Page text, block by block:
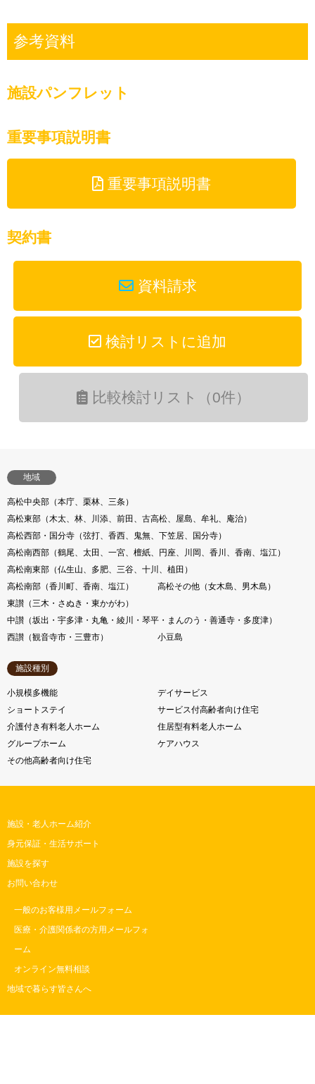
参考資料
施設パンフレット
重要事項説明書
重要事項説明書
契約書
資料請求
検討リストに追加
比較検討リスト（0件）
地域
高松中央部（本庁、栗林、三条）
高松東部（木太、林、川添、前田、古高松、屋島、牟礼、庵治）
高松西部・国分寺（弦打、香西、鬼無、下笠居、国分寺）
高松南西部（鶴尾、太田、一宮、檀紙、円座、川岡、香川、香南、塩江）
高松南東部（仏生山、多肥、三谷、十川、植田）
高松南部（香川町、香南、塩江）
高松その他（女木島、男木島）
東讃（三木・さぬき・東かがわ）
中讃（坂出・宇多津・丸亀・綾川・琴平・まんのう・善通寺・多度津）
西讃（観音寺市・三豊市）
小豆島
施設種別
小規模多機能
デイサービス
ショートステイ
サービス付高齢者向け住宅
介護付き有料老人ホーム
住居型有料老人ホーム
グループホーム
ケアハウス
その他高齢者向け住宅
施設・老人ホーム紹介
身元保証・生活サポート
施設を探す
お問い合わせ
一般のお客様用メールフォーム
医療・介護関係者の方用メールフォ
ーム
オンライン無料相談
地域で暮らす皆さんへ